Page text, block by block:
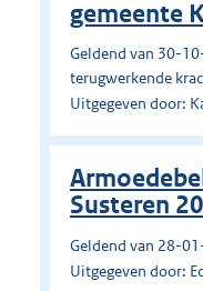
gemeente
Geldend van 30-
terugwerkende
Uitgegeven door:
Susteren
Geldend van 28-
Uitgegeven door: